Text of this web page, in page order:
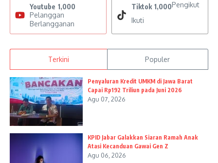
Youtube 1,000
Pelanggan
Berlangganan
Tiktok 1,000Pengikut
Ikuti
Terkini Populer
Penyaluran Kredit UMKM di Jawa Barat
Capai Rp192 Triliun pada Juni 2026
Agu 07, 2026
KPID Jabar Galakkan Siaran Ramah Anak
Atasi Kecanduan Gawai Gen Z
Agu 06, 2026